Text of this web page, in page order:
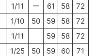
1/11 ー 61 58
72
1/10 50 59 58
72
1/11 59 58
72
1/25 50 59 60
71